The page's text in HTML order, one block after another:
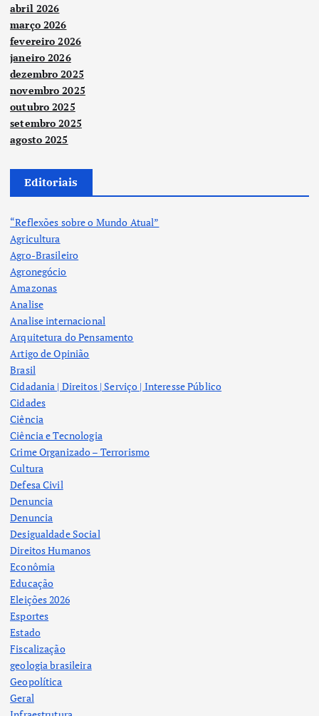
abril 2026
março 2026
fevereiro 2026
janeiro 2026
dezembro 2025
novembro 2025
outubro 2025
setembro 2025
agosto 2025
Editoriais
“Reflexões sobre o Mundo Atual”
Agricultura
Agro-Brasileiro
Agronegócio
Amazonas
Analise
Analise internacional
Arquitetura do Pensamento
Artigo de Opinião
Brasil
Cidadania | Direitos | Serviço | Interesse Público
Cidades
Ciência
Ciência e Tecnologia
Crime Organizado – Terrorismo
Cultura
Defesa Civil
Denuncia
Denuncia
Desigualdade Social
Direitos Humanos
Econômia
Educação
Eleições 2026
Esportes
Estado
Fiscalização
geologia brasileira
Geopolítica
Geral